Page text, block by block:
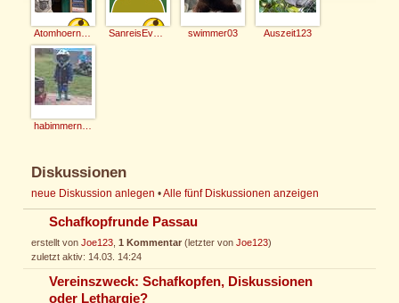
swimmer03 Auszeit123
Diskussionen
neue Diskussion anlegen •Alle fünf Diskussionen anzeigen
Schafkopfrunde Passau
erstellt von Joe123 1 Kommentar (letzter von Joe123)
zuletzt aktiv: 14.03. 14:24
Vereinszweck: Schafkopfen, Diskussionen
oder Lethargie?